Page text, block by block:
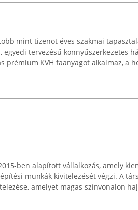
mint tizenöt éves szakmai
egyedi tervezésű könnyűszerkezetes
prémium KVH faanyagot alkalmaz, a
ben alapított vállalkozás, amely
munkák kivitelezését végzi. A
amelyet magas színvonalon